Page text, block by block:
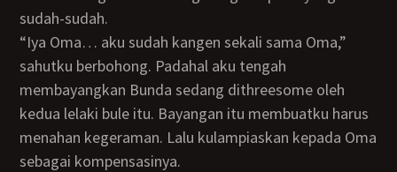
sudah-sudah.
“Iya Oma… aku sudah kangen sekali sama Oma,”
sahutku berbohong. Padahal aku tengah
membayangkan Bunda sedang dithreesome oleh
kedua lelaki bule itu. Bayangan itu membuatku harus
menahan kegeraman. Lalu kulampiaskan kepada Oma
sebagai kompensasinya.